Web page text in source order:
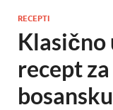
RECEPTI
Klasično
recept